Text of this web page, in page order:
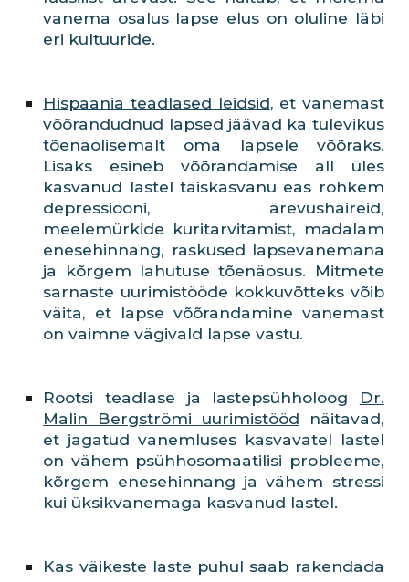
vanema osalus lapse elus on oluline läbi
eri kultuuride.
Hispaania teadlased leidsid, et vanemast
võõrandudnud lapsed jäävad ka tulevikus
tõenäolisemalt oma lapsele võõraks.
Lisaks esineb võõrandamise all üles
kasvanud lastel täiskasvanu eas rohkem
depressiooni, ärevushäireid,
meelemürkide kuritarvitamist, madalam
enesehinnang, raskused lapsevanemana
ja kõrgem lahutuse tõenäosus. Mitmete
sarnaste uurimistööde kokkuvõtteks võib
väita, et lapse võõrandamine vanemast
on vaimne vägivald lapse vastu.
Rootsi teadlase ja lastepsühholoog
Dr.
Malin Bergströmi uurimistööd näitavad,
et jagatud vanemluses kasvavatel lastel
on vähem psühhosomaatilisi probleeme,
kõrgem enesehinnang ja vähem stressi
kui üksikvanemaga kasvanud lastel.
Kas väikeste laste puhul saab rakendada